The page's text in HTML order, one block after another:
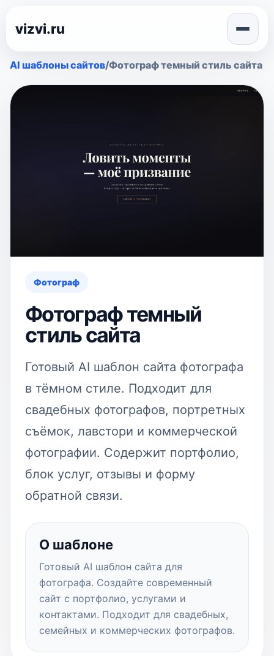
vizvi.ru
AI шаблоны сайтов/Фотограф темный стиль сайта
Фотограф
Фотограф темный
стиль сайта
Готовый AI шаблон сайта фотографа
в тёмном стиле. Подходит для
свадебных фотографов, портретных
съёмок, лавстори и коммерческой
фотографии. Содержит портфолио,
блок услуг, отзывы и форму
обратной связи.
О шаблоне
Готовый AI шаблон сайта для
фотографа. Создайте современный
сайт с портфолио, услугами и
контактами. Подходит для свадебных,
семейных и коммерческих фотографов.